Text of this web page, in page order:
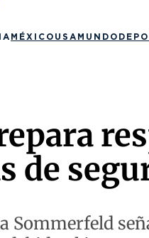
MÉXICO USA MUNDO
de
Sommerfeld